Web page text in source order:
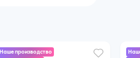
Наше производство